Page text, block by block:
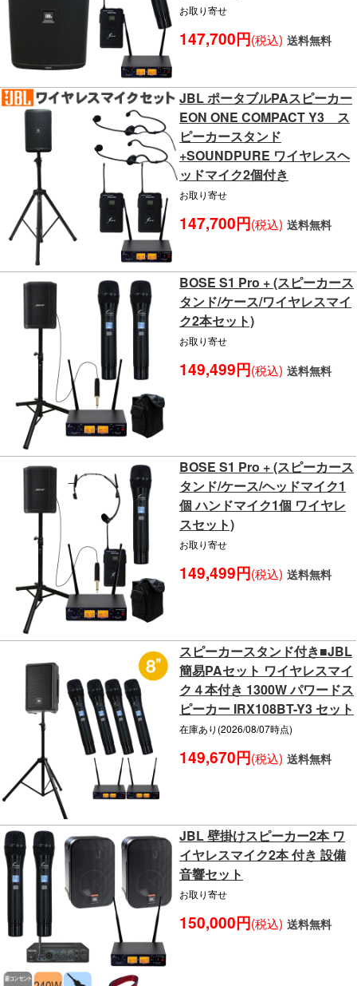
お取り寄せ
147,700円(税込) 送料無料
JBL ポータブルPAスピーカー
EON ONE COMPACT Y3 ス
ピーカースタンド
+SOUNDPURE ワイヤレスヘ
ッドマイク2個付き
お取り寄せ
147,700円(税込) 送料無料
BOSE S1 Pro + (スピーカース
タンド/ケース/ワイヤレスマイ
ク2本セット)
お取り寄せ
149,499円(税込) 送料無料
BOSE S1 Pro + (スピーカース
タンド/ケース/ヘッドマイク1
個 ハンドマイク1個 ワイヤレ
スセット)
お取り寄せ
149,499円(税込) 送料無料
スピーカースタンド付き■JBL
簡易PAセット ワイヤレスマイ
ク４本付き 1300W パワードス
ピーカー IRX108BT-Y3 セット
在庫あり(2026/08/07時点)
149,670円(税込) 送料無料
JBL 壁掛けスピーカー2本 ワ
イヤレスマイク2本 付き 設備
音響セット
お取り寄せ
150,000円(税込) 送料無料